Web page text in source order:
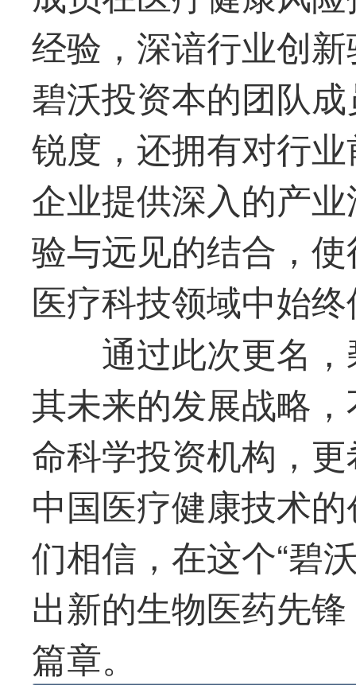
经验，深谙行业创
碧沃投资本的团队
锐度，还拥有对行
企业提供深入的产
验与远见的结合，
医疗科技领域中始
通过此次更名
其未来的发展战略
命科学投资机构，
中国医疗健康技术
们相信，在这个“碧
出新的生物医药先
篇章。